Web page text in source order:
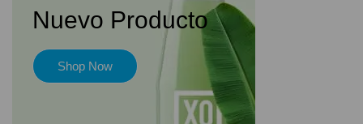
Nuevo Producto
Shop Now